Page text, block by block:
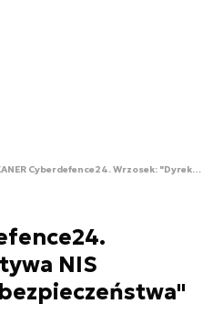
SKANER Cyberdefence24. Wrzosek: "Dyrektywa NIS zlikwiduje iluzję bezpieczeństwa"
NIS